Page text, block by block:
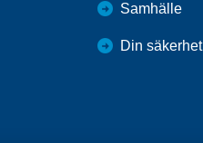
Samhälle
Din säkerhet